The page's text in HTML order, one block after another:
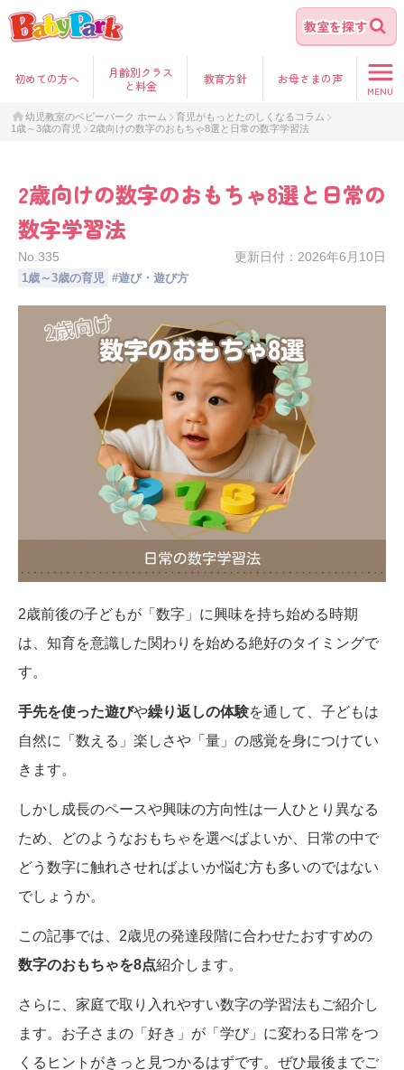
教室を探す
初めての方へ
月齢別クラス
と料金
教育方針 お母さまの声
MENU
幼児教室のベビーパーク ホーム
育児がもっとたのしくなるコラム
1歳～3歳の育児
2歳向けの数字のおもちゃ8選と日常の数字学習法
2歳向けの数字のおもちゃ8選と日常の
数字学習法
No. 335 更新日付： 2026年6月10日
1歳～3歳の育児 #遊び・遊び方
2歳前後の子どもが「数字」に興味を持ち始める時期
は、知育を意識した関わりを始める絶好のタイミングで
す。
手先を使った遊びや繰り返しの体験を通して、子どもは
自然に「数える」楽しさや「量」の感覚を身につけてい
きます。
しかし成長のペースや興味の方向性は一人ひとり異なる
ため、どのようなおもちゃを選べばよいか、日常の中で
どう数字に触れさせればよいか悩む方も多いのではない
でしょうか。
この記事では、2歳児の発達段階に合わせたおすすめの
数字のおもちゃを8点紹介します。
さらに、家庭で取り入れやすい数字の学習法もご紹介し
ます。お子さまの「好き」が「学び」に変わる日常をつ
くるヒントがきっと見つかるはずです。ぜひ最後までご